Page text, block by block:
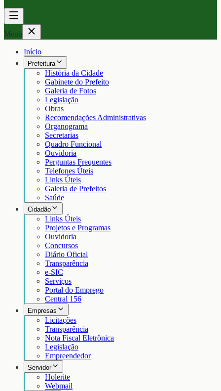
Menu
Início
Prefeitura
História da Cidade
Gabinete do Prefeito
Galeria de Fotos
Legislação
Obras
Recomendações Administrativas
Organograma
Secretarias
Quadro Funcional
Ouvidoria
Perguntas Frequentes
Telefones Úteis
Links Úteis
Galeria de Prefeitos
Saúde
Cidadão
Links Úteis
Projetos e Programas
Ouvidoria
Concursos
Diário Oficial
Transparência
e-SIC
Serviços
Portal do Emprego
Central 156
Empresas
Licitações
Transparência
Nota Fiscal Eletrônica
Legislação
Empreendedor
Servidor
Holerite
Webmail